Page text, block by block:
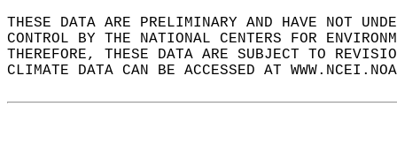
THESE DATA ARE PRELIMINARY AND HAVE NOT
CONTROL BY THE NATIONAL CENTERS FOR
THEREFORE, THESE DATA ARE SUBJECT TO
CLIMATE DATA CAN BE ACCESSED AT